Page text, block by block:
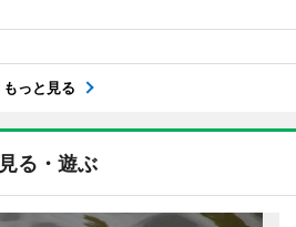
もっと見る
見る・遊ぶ